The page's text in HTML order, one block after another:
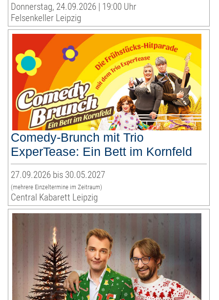
Donnerstag, 24.09.2026 | 19:00 Uhr
Felsenkeller Leipzig
Comedy-Brunch mit Trio
ExperTease: Ein Bett im Kornfeld
27.09.2026 bis 30.05.2027
(mehrere Einzeltermine im Zeitraum)
Central Kabarett Leipzig